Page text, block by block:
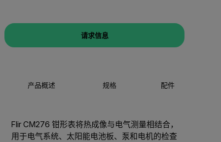
请求信息
产品概述 规格 配件
Flir CM276 钳形表将热成像与电气测量相结合，
用于电气系统、太阳能电池板、泵和电机的检查